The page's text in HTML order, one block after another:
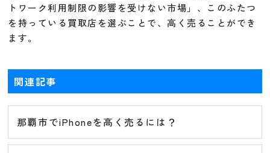
トワーク利用制限の影響を受けない市場」、このふたつ
を持っている買取店を選ぶことで、高く売ることができ
ます。
関連記事
那覇市でiPhoneを高く売るには？